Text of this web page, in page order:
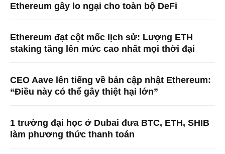
Ethereum gây lo ngại cho toàn bộ DeFi
Ethereum đạt cột mốc lịch sử: Lượng ETH
staking tăng lên mức cao nhất mọi thời đại
CEO Aave lên tiếng về bản cập nhật Ethereum:
“Điều này có thể gây thiệt hại lớn”
1 trường đại học ở Dubai đưa BTC, ETH, SHIB
làm phương thức thanh toán